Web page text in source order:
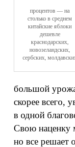
процентов — на
столько в среднем
китайские яблоки
дешевле
краснодарских,
новозеландских,
сербских,
большой
скорее всего,
в одной
Свою наценку
но все решает